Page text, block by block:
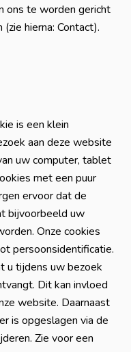
ons te worden gericht
hierna: Contact).
is een klein
aan deze website
uw computer, tablet
met een puur
ervoor dat de
bijvoorbeeld uw
Onze cookies
persoonsidentificatie.
u tijdens uw bezoek
Dit kan invloed
website. Daarnaast
is opgeslagen via de
Zie voor een